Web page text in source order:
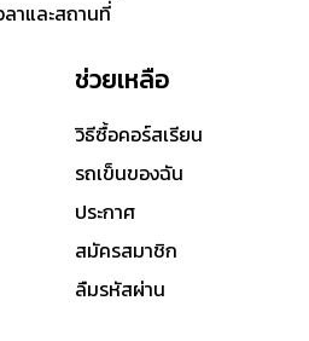
าและสถานที่
ช่วยเหลือ
วิธีซื้อคอร์สเรียน
รถเข็นของฉัน
ประกาศ
สมัครสมาชิก
ลืมรหัสผ่าน